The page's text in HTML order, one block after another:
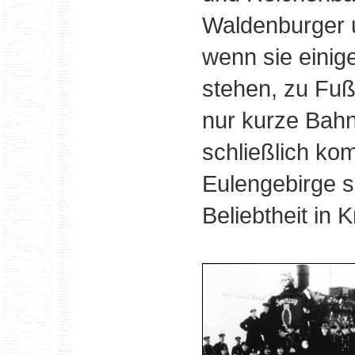
Waldenburger
wenn sie
stehen, zu
nur kurze
schließlich
Eulengebirge
Beliebtheit in